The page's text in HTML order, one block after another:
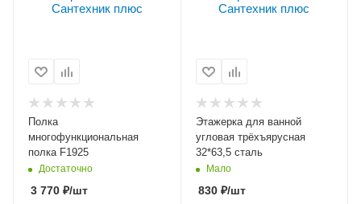
Полка
многофункциональная
полка F1925
Достаточно
3 770 ₽/шт
Этажерка для ванной
угловая трёхъярусная
32*63,5 сталь
Мало
830₽/шт